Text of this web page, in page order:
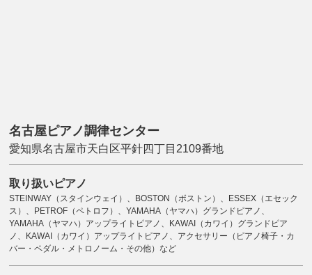
名古屋ピアノ調律センター
愛知県名古屋市天白区平針四丁目2109番地
取り扱いピアノ
STEINWAY（スタインウェイ）、BOSTON（ボストン）、ESSEX（エセック
ス）、PETROF（ペトロフ）、YAMAHA（ヤマハ）グランドピアノ、
YAMAHA（ヤマハ）アップライトピアノ、KAWAI（カワイ）グランドピア
ノ、KAWAI（カワイ）アップライトピアノ、アクセサリー（ピアノ椅子・カ
バー・ペダル・メトロノーム・その他）など